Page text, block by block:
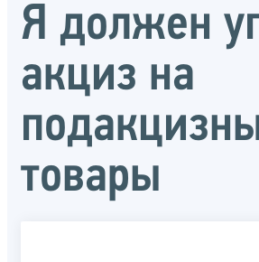
Я должен
акциз на
товары